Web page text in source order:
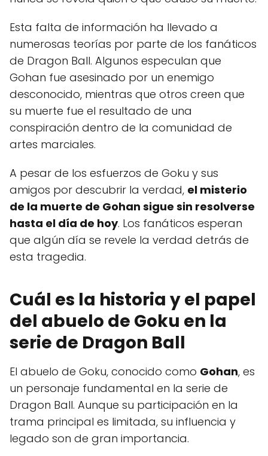
Esta falta de información ha llevado a
numerosas teorías por parte de los fanáticos
de Dragon Ball. Algunos especulan que
Gohan fue asesinado por un enemigo
desconocido, mientras que otros creen que
su muerte fue el resultado de una
conspiración dentro de la comunidad de
artes marciales.
A pesar de los esfuerzos de Goku y sus
amigos por descubrir la verdad, el misterio
de la muerte de Gohan sigue sin resolverse
hasta el día de hoy. Los fanáticos esperan
que algún día se revele la verdad detrás de
esta tragedia.
Cuál es la historia y el papel
del abuelo de Goku en la
serie de Dragon Ball
El abuelo de Goku, conocido como Gohan, es
un personaje fundamental en la serie de
Dragon Ball. Aunque su participación en la
trama principal es limitada, su influencia y
legado son de gran importancia.